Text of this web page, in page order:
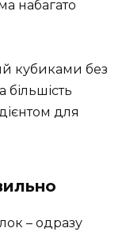
набагато
кубиками без
більшість
для
– одразу